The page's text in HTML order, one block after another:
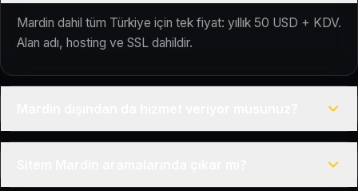
Mardin dahil tüm Türkiye için tek fiyat: yıllık 50 USD + KDV.
Alan adı, hosting ve SSL dahildir.